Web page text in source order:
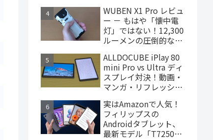
ゲーミングタブレット
WUBEN X1 Pro レビュ
ー － もはや「懐中電
灯」ではない！12,300
ルーメンの圧倒的な輝
LEDライト
ALLDOCUBE iPlay 80
mini Pro vs Ultra ディ
スプレイ対決！動画・
マンガ・リフレッシュ
実はAmazonで人気！
フィリップスの
Androidタブレット、
最新モデル「T7250」